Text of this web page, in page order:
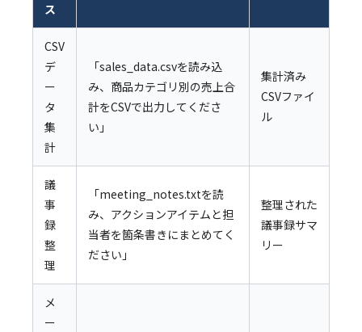
ス
CSV
デ
ー
タ
集
計
「sales_data.csvを読み込
み、商品カテゴリ別の売上合
計をCSVで出力してくださ
い」
集計済み
CSVファイ
ル
議
事
録
整
理
「meeting_notes.txtを読
み、アクションアイテムと担
当者を箇条書きにまとめてく
ださい」
整理された
議事録サマ
リー
メ
ー